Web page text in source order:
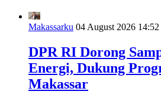
Makassarku 04 August 2026 14:52
DPR RI Dorong
Energi, Dukung
Makassar